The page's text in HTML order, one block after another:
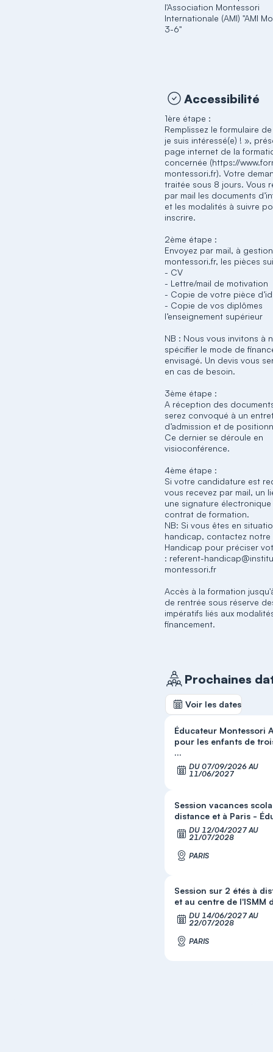
l'Association Montessori
Internationale (AMI) "AMI
3-6"
Accessibilité
1ère étape :
Remplissez le formulaire
je suis intéressé(e) ! »,
page internet de la
concernée (https://
montessori.fr). Votre
traitée sous 8 jours. Vous
par mail les documents
et les modalités à suivre
inscrire.
2ème étape :
Envoyez par mail, à
montessori.fr, les pièces
- CV
- Lettre/mail de motivation
- Copie de votre pièce
- Copie de vos diplômes
l’enseignement supérieur
NB : Nous vous invitons à
spécifier le mode de
envisagé. Un devis vous
en cas de besoin.
3ème étape :
A réception des
serez convoqué à un
d’admission et de
Ce dernier se déroule en
visioconférence.
4ème étape :
Si votre candidature est
vous recevez par mail, un
une signature
contrat de formation.
NB: Si vous êtes en
handicap, contactez notre
Handicap pour préciser
: referent-
montessori.fr
Accès à la formation
de rentrée sous réserve
impératifs liés aux
financement.
Prochaines
Voir les dates
Éducateur Montessori
pour les enfants de
...
DU 07/09/2026 AU
11/06/2027
Session vacances
distance et à Paris -
DU 12/04/2027 AU
21/07/2028
PARIS
Session sur 2 étés à
et au centre de l'ISMM
DU 14/06/2027 AU
22/07/2028
PARIS